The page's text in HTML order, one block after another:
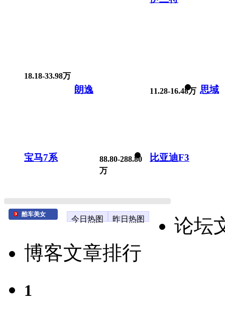
18.18-33.98万
朗逸 11.28-16.48万 思域
宝马7系
88.80-288.80
万
比亚迪F3
酷车美女
今日热图 昨日热图
论坛
博客文章排行
1